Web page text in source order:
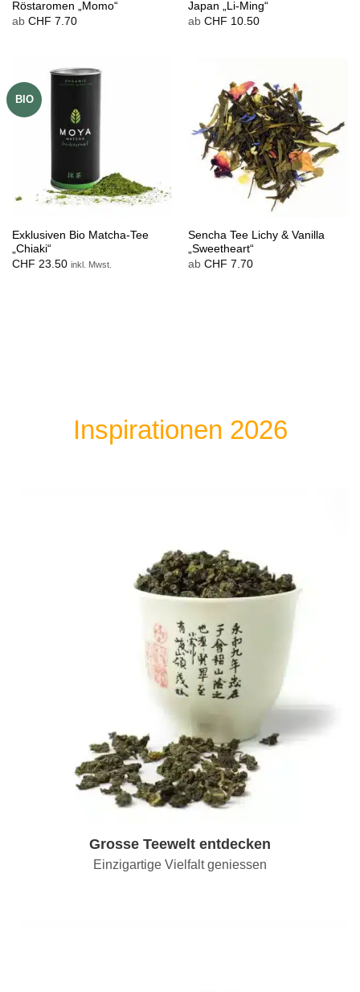
Röstaromen „Momo“
ab CHF 7.70
Japan „Li-Ming“
ab CHF 10.50
BIO
Exklusiven Bio Matcha-Tee
„Chiaki“
CHF 23.50 inkl. Mwst.
Sencha Tee Lichy & Vanilla
„Sweetheart“
ab CHF 7.70
Inspirationen 2026
Grosse Teewelt entdecken
Einzigartige Vielfalt geniessen